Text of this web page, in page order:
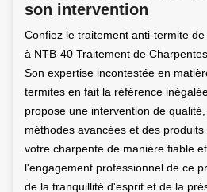
son intervention
Confiez le traitement anti-termite
à NTB-40 Traitement de
Son expertise incontestée en
termites en fait la référence
propose une intervention de
méthodes avancées et des
votre charpente de manière fiable
l'engagement professionnel de ce
de la tranquillité d'esprit et de la